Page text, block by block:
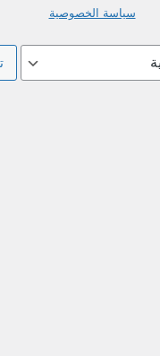
سياسة الخصوصية